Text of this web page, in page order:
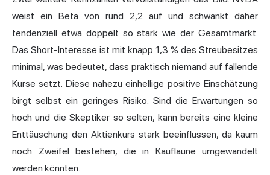
weist ein Beta von rund 2,2 auf und schwankt daher
tendenziell etwa doppelt so stark wie der Gesamtmarkt.
Das Short-Interesse ist mit knapp 1,3 % des Streubesitzes
minimal, was bedeutet, dass praktisch niemand auf fallende
Kurse setzt. Diese nahezu einhellige positive Einschätzung
birgt selbst ein geringes Risiko: Sind die Erwartungen so
hoch und die Skeptiker so selten, kann bereits eine kleine
Enttäuschung den Aktienkurs stark beeinflussen, da kaum
noch Zweifel bestehen, die in Kauflaune umgewandelt
werden könnten.